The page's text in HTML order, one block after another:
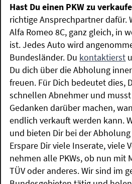
Hast Du einen PKW zu
richtige Ansprechpartner dafür.
Alfa Romeo 8C, ganz gleich, in
ist. Jedes Auto wird
Bundesländer. Du kontaktierst
Du dich über die Abholung
freuen. Für Dich bedeutet dies,
schnellen Abnehmer und
Gedanken darüber machen,
endlich verkauft werden kann.
und bieten Dir bei der
Erspare Dir viele Inserate, viele
nehmen alle PKWs, ob nun mit
TÜV oder anderes. Wir sind im